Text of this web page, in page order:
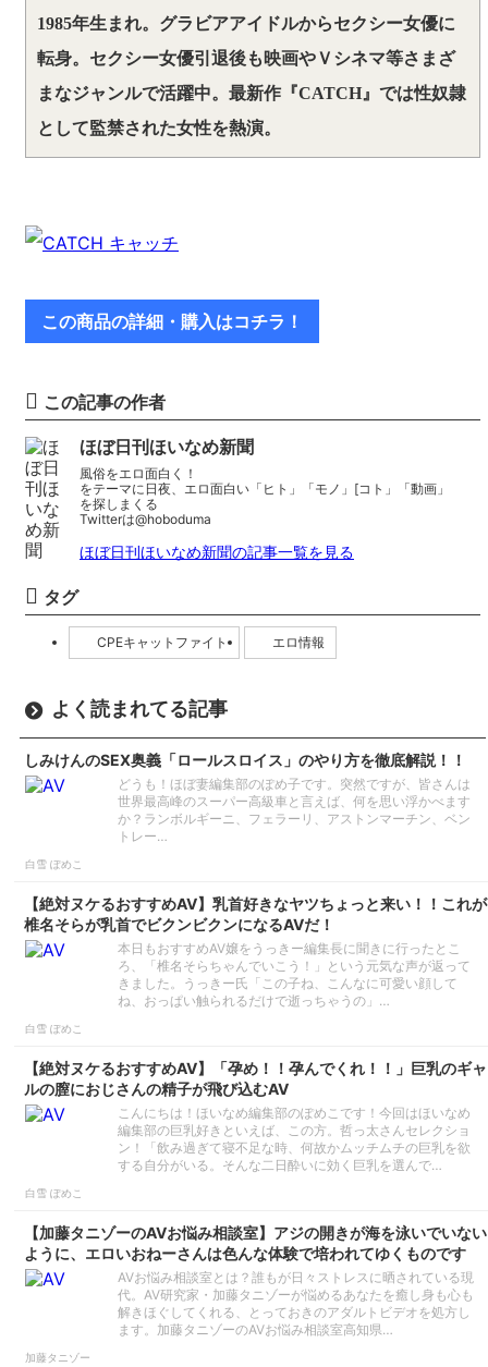
1985年生まれ。グラビアアイドルからセクシー女優に
転身。セクシー女優引退後も映画やＶシネマ等さまざ
まなジャンルで活躍中。最新作『CATCH』では性奴隷
として監禁された女性を熱演。
この商品の詳細・購入はコチラ！
この記事の作者
ほぼ日刊ほいなめ新聞
風俗をエロ面白く！
をテーマに日夜、エロ面白い「ヒト」「モノ」[コト」「動画」
を探しまくる
Twitterは@hoboduma
ほぼ日刊ほいなめ新聞の記事一覧を見る
タグ
CPEキャットファイト エロ情報
よく読まれてる記事
しみけんのSEX奥義「ロールスロイス」のやり方を徹底解説！！
どうも！ほぼ妻編集部のぽめ子です。突然ですが、皆さんは
世界最高峰のスーパー高級車と言えば、何を思い浮かべます
か？ランボルギーニ、フェラーリ、アストンマーチン、ベン
トレー…
白雪 ぽめこ
【絶対ヌケるおすすめAV】乳首好きなヤツちょっと来い！！これが
椎名そらが乳首でビクンビクンになるAVだ！
本日もおすすめAV嬢をうっきー編集長に聞きに行ったとこ
ろ、「椎名そらちゃんでいこう！」という元気な声が返って
きました。うっきー氏「この子ね、こんなに可愛い顔して
ね、おっぱい触られるだけで逝っちゃうの」…
白雪 ぽめこ
【絶対ヌケるおすすめAV】「孕め！！孕んでくれ！！」巨乳のギャ
ルの膣におじさんの精子が飛び込むAV
こんにちは！ほいなめ編集部のぽめこです！今回はほいなめ
編集部の巨乳好きといえば、この方。哲っ太さんセレクショ
ン！「飲み過ぎて寝不足な時、何故かムッチムチの巨乳を欲
する自分がいる。そんな二日酔いに効く巨乳を選んで…
白雪 ぽめこ
【加藤タニゾーのAVお悩み相談室】アジの開きが海を泳いでいない
ように、エロいおねーさんは色んな体験で培われてゆくものです
AVお悩み相談室とは？誰もが日々ストレスに晒されている現
代。AV研究家・加藤タニゾーが悩めるあなたを癒し身も心も
解きほぐしてくれる、とっておきのアダルトビデオを処方し
ます。加藤タニゾーのAVお悩み相談室高知県…
加藤タニゾー